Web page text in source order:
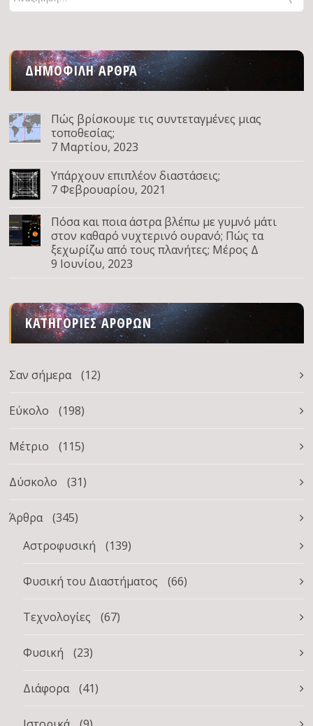
ΔΗΜΟΦΙΛΉ ΆΡΘΡΑ
Πώς βρίσκουμε τις συντεταγμένες μιας
τοποθεσίας;
7 Μαρτίου, 2023
Υπάρχουν επιπλέον διαστάσεις;
7 Φεβρουαρίου, 2021
Πόσα και ποια άστρα βλέπω με γυμνό μάτι
στον καθαρό νυχτερινό ουρανό; Πώς τα
ξεχωρίζω από τους πλανήτες; Μέρος Δ
9 Ιουνίου, 2023
ΚΑΤΗΓΟΡΊΕΣ ΆΡΘΡΩΝ
Σαν σήμερα (12)
Εύκολο (198)
Μέτριο (115)
Δύσκολο (31)
Άρθρα
(345)
Αστροφυσική
(139)
Φυσική του Διαστήματος (66)
Τεχνολογίες (67)
Φυσική (23)
Διάφορα (41)